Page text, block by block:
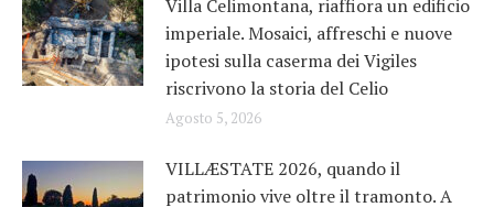
Villa Celimontana, riaffiora un edificio
imperiale. Mosaici, affreschi e nuove
ipotesi sulla caserma dei Vigiles
riscrivono la storia del Celio
Agosto 5, 2026
VILLÆSTATE 2026, quando il
patrimonio vive oltre il tramonto. A